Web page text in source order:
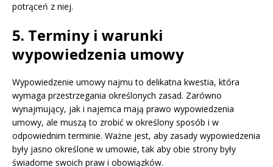
potrąceń z niej.
5. Terminy i warunki
wypowiedzenia umowy
Wypowiedzenie umowy najmu to delikatna kwestia, która
wymaga przestrzegania określonych zasad. Zarówno
wynajmujący, jak i najemca mają prawo wypowiedzenia
umowy, ale muszą to zrobić w określony sposób i w
odpowiednim terminie. Ważne jest, aby zasady wypowiedzenia
były jasno określone w umowie, tak aby obie strony były
świadome swoich praw i obowiązków.